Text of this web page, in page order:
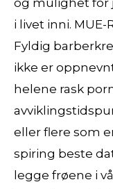
og mulighet for
i livet inni.
Fyldig
ikke er
helene rask
eller flere som
spiring beste
legge frøene i